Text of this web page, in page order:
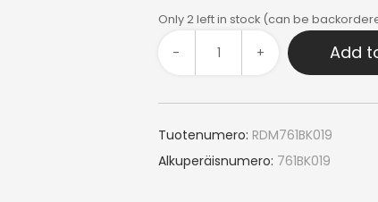
Only 2 left in stock (can be
- + Add
Tuotenumero: RDM761BK019
Alkuperäisnumero: 761BK019